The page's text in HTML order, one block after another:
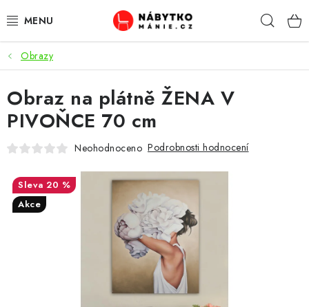
na
OBÝVACÍ POKOJ
KUCHYŇ A JÍDELNA
LOŽNICE
KANCELÁŘ / PRACOVNA
Obrazy
Obraz na plátně ŽENA V
PIVOŇCE 70 cm
Neohodnoceno Podrobnosti hodnocení
20 %
Akce